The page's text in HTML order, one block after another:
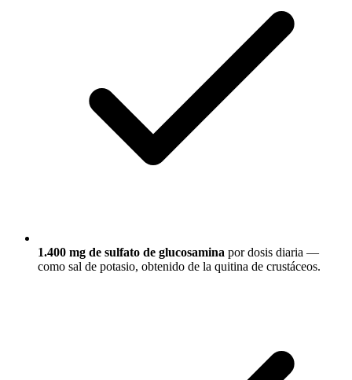
1.400 mg de sulfato de glucosamina por dosis diaria —
como sal de potasio, obtenido de la quitina de crustáceos.